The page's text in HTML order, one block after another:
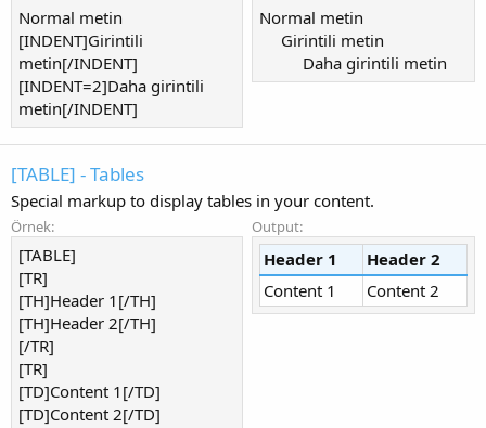
Normal metin
[INDENT]Girintili
metin[/INDENT]
[INDENT=2]Daha girintili
metin[/INDENT]
Normal metin
Girintili metin​
Daha girintili metin​
[TABLE] - Tables
Special markup to display tables in your content.
Örnek:
[TABLE]
[TR]
[TH]Header 1[/TH]
[TH]Header 2[/TH]
[/TR]
[TR]
[TD]Content 1[/TD]
[TD]Content 2[/TD]
Output:
Header 1
Header 2
Content 1
Content 2